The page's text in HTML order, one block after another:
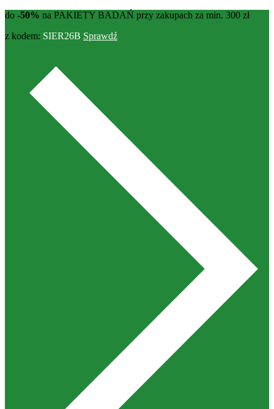
do -50% na PAKIETY BADAŃ przy zakupach za min. 300 zł
z kodem: SIER26B Sprawdź